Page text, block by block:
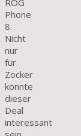
Phone
8.
Nicht
nur
für
Zocker
könnte
dieser
Deal
interessant